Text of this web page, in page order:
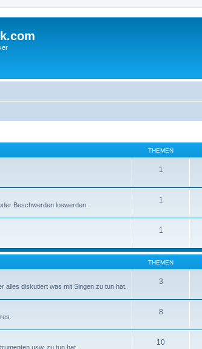
THEMEN
1
Beschwerden loswerden.
1
1
THEMEN
alles diskutiert was mit Singen zu tun hat.
3
8
usw. zu tun hat.
10